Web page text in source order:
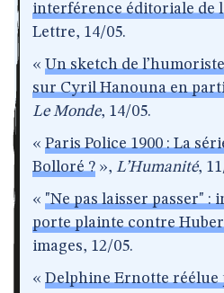
interférence éditoriale de
Lettre, 14/05.
« Un sketch de
sur Cyril Hanouna en
Le Monde, 14/05.
« Paris Police 1900 : La
Bolloré ? », L’Humanité,
« "Ne pas laisser passer"
porte plainte contre
images, 12/05.
« Delphine Ernotte réélue